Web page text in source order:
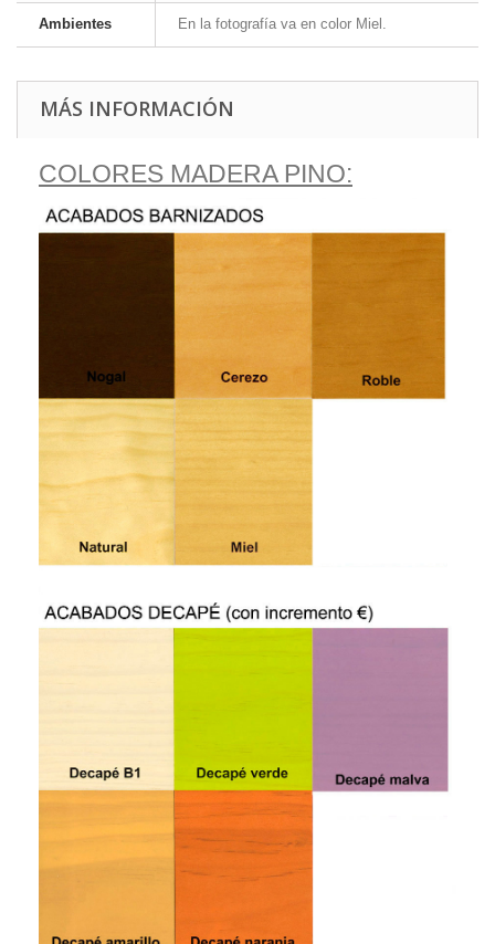
Ambientes En la fotografía va en color Miel.
MÁS INFORMACIÓN
COLORES MADERA PINO: